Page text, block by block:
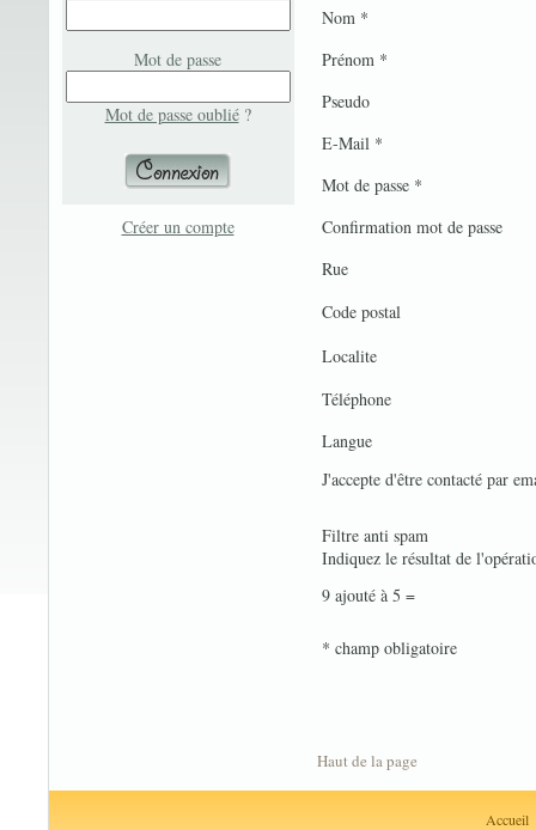
Nom *
Prénom *
Pseudo
E-Mail *
Mot de passe *
Confirmation mot de passe
Rue
Code postal
Localite
Téléphone
Langue
J'accepte d'être contacté par
Filtre anti spam
Indiquez le résultat de
9 ajouté à 5 =
* champ obligatoire
Haut de la page
Mot de passe
Mot de passe oublié?
Créer un compte
Accueil